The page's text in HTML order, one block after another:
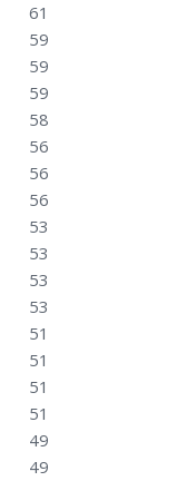
61
59
59
59
58
56
56
56
53
53
53
53
51
51
51
51
49
49